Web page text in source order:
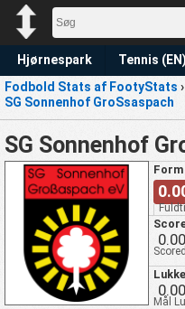
Hjørnespark Tennis (EN)
Forudsigelse
Fodbold Stats af FootyStats ›
SG Sonnenhof GroSsaspach
SG Sonnenhof
Form
0.00
0.00
Mål